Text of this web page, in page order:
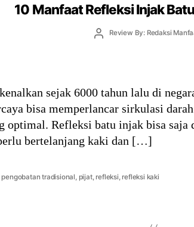
10 Manfaat Refleksi Injak
PostReview By: Redaksi
sejak 6000 tahun lalu di
bisa memperlancar sirkulasi
optimal. Refleksi batu injak bisa
bertelanjang kaki dan […]
pengobatan tradisional, pijat,refleksi,refleksi kaki